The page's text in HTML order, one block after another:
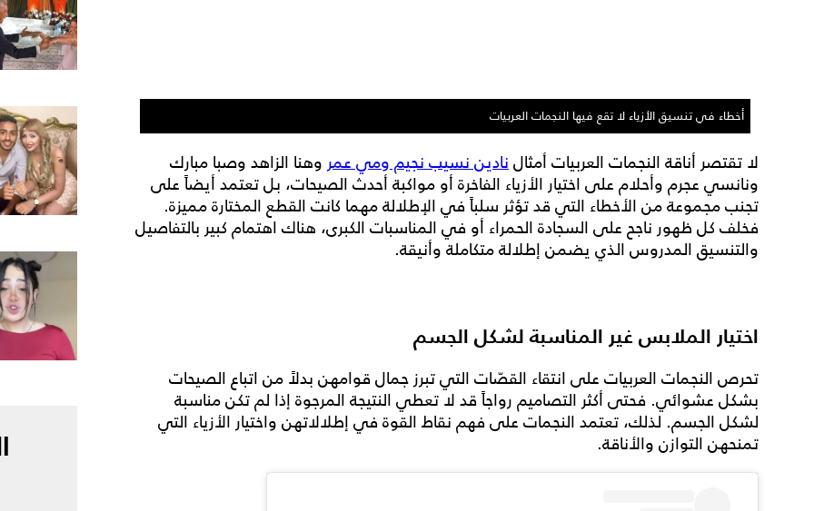
أخطاء في تنسيق الأزياء لا تقع فيها النجمات العربيات صبا مبارك
لا تقتصر أناقة النجمات العربيات أمثال نادين نسيب نجيم ومي عمر وهنا الزاهد وصبا مبارك
ونانسي عجرم وأحلام على اختيار الأزياء الفاخرة أو مواكبة أحدث الصيحات، بل تعتمد أيضاً على
تجنب مجموعة من الأخطاء التي قد تؤثر سلباً في الإطلالة مهما كانت القطع المختارة مميزة.
فخلف كل ظهور ناجح على السجادة الحمراء أو في المناسبات الكبرى، هناك اهتمام كبير بالتفاصيل
والتنسيق المدروس الذي يضمن إطلالة متكاملة وأنيقة.
اختيار الملابس غير المناسبة لشكل الجسم
تحرص النجمات العربيات على انتقاء القصّات التي تبرز جمال قوامهن بدلاً من اتباع الصيحات
بشكل عشوائي. فحتى أكثر التصاميم رواجاً قد لا تعطي النتيجة المرجوة إذا لم تكن مناسبة
لشكل الجسم. لذلك، تعتمد النجمات على فهم نقاط القوة في إطلالاتهن واختيار الأزياء التي
تمنحهن التوازن والأناقة.